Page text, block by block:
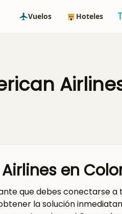
Vuelos Hoteles
en
que debes conectarse
la solución